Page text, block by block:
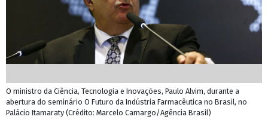
O ministro da Ciência, Tecnologia e Inovações, Paulo Alvim, durante a
abertura do seminário O Futuro da Indústria Farmacêutica no Brasil, no
Palácio Itamaraty (Crédito: Marcelo Camargo/Agência Brasil)